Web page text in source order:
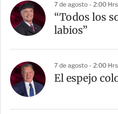
7 de agosto - 2:00 Hrs
“Todos los
labios”
7 de agosto - 2:00 Hrs
El espejo